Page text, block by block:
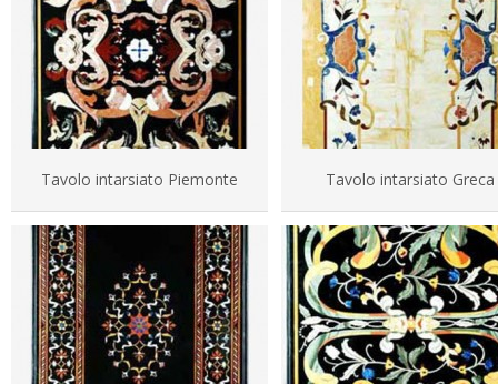
Tavolo intarsiato Piemonte Tavolo intarsiato Greca